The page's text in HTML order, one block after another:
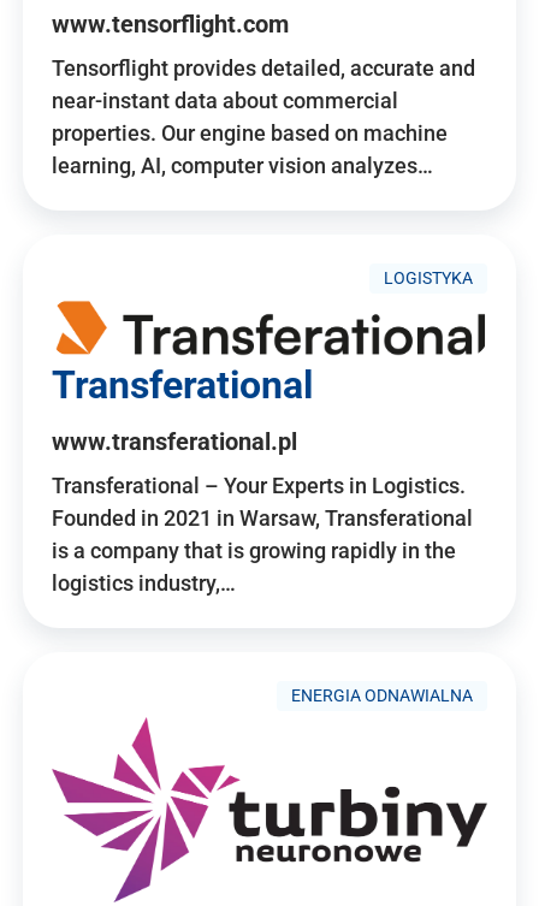
www.tensorflight.com
Tensorflight provides detailed, accurate and
near-instant data about commercial
properties. Our engine based on machine
learning, AI, computer vision analyzes…
LOGISTYKA
Transferational
www.transferational.pl
Transferational – Your Experts in Logistics.
Founded in 2021 in Warsaw, Transferational
is a company that is growing rapidly in the
logistics industry,…
ENERGIA ODNAWIALNA